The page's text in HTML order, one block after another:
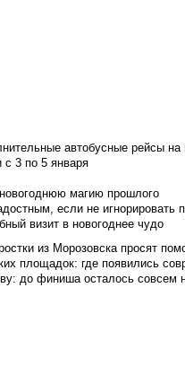
автобусные рейсы на
3 по 5 января
магию прошлого
если не игнорировать
визит в новогоднее чудо
из Морозовска просят
площадок: где появились
до финиша осталось совсем